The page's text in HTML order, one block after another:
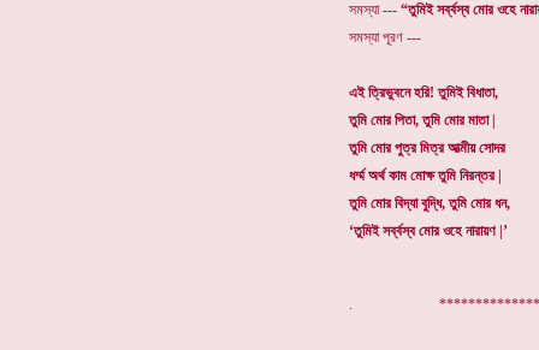
.
সমস্যা --- “তুমিই সর্ব্বস্ব মোর ওহে
সমস্যা পূরণ ---
এই ত্রিভুবনে হরি! তুমিই বিধাতা,
তুমি মোর পিতা, তুমি মোর মাতা |
তুমি মোর পুত্র মিত্র আত্মীয় সোদর
ধর্ম্ম অর্থ কাম মোক্ষ তুমি নিরন্তর |
তুমি মোর বিদ্যা বুদ্ধি, তুমি মোর ধন,
‘তুমিই সর্ব্বস্ব মোর ওহে নারায়ণ |’